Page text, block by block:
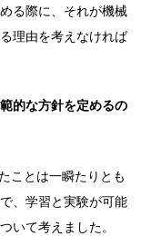
る際に、それが機械
理由を考えなければ
的な方針を定めるの
ことは一瞬たりとも
、学習と実験が可能
いて考えました。